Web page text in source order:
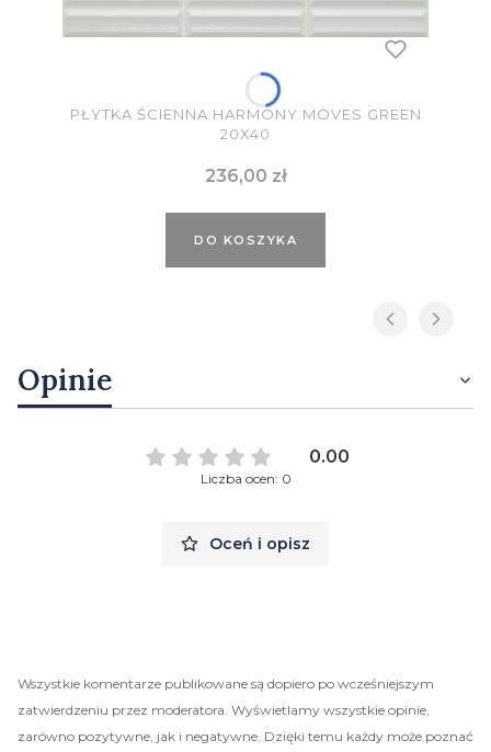
PŁYTKA ŚCIENNA HARMONY MOVES GREEN
20X40
Cena
236,00 zł
DO KOSZYKA
Opinie
0.00
Liczba ocen: 0
Oceń i opisz
Wszystkie komentarze publikowane są dopiero po wcześniejszym
zatwierdzeniu przez moderatora. Wyświetlamy wszystkie opinie,
zarówno pozytywne, jak i negatywne. Dzięki temu każdy może poznać